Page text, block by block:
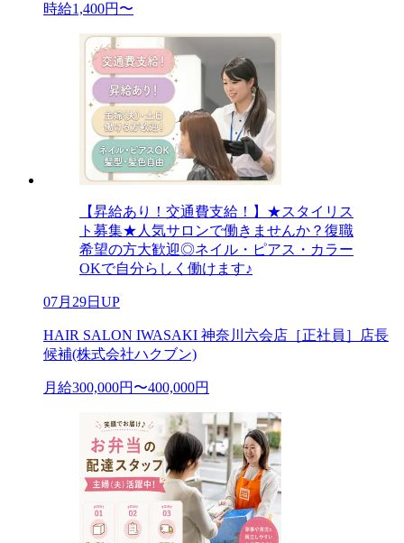
時給1,400円〜
【昇給あり！交通費支給！】★スタイリス
ト募集★人気サロンで働きませんか？復職
希望の方大歓迎◎ネイル・ピアス・カラー
OKで自分らしく働けます♪
07月29日UP
HAIR SALON IWASAKI 神奈川六会店［正社員］店長
候補(株式会社ハクブン)
月給300,000円〜400,000円